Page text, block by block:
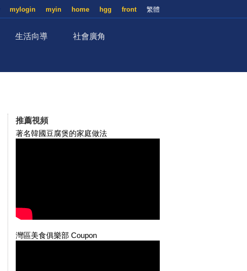
繁體
front
hgg
home
myin
mylogin
生活向導 社會廣角
推薦視頻
著名韓國豆腐煲的家庭做法
灣區美食俱樂部 Coupon